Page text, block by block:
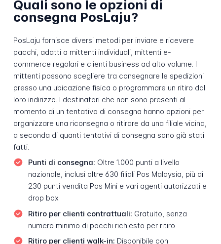
Quali sono le opzioni di
consegna PosLaju?
PosLaju fornisce diversi metodi per inviare e ricevere
pacchi, adatti a mittenti individuali, mittenti e-
commerce regolari e clienti business ad alto volume. I
mittenti possono scegliere tra consegnare le spedizioni
presso una ubicazione fisica o programmare un ritiro dal
loro indirizzo. I destinatari che non sono presenti al
momento di un tentativo di consegna hanno opzioni per
organizzare una riconsegna o ritirare da una filiale vicina,
a seconda di quanti tentativi di consegna sono già stati
fatti.
Punti di consegna: Oltre 1.000 punti a livello
nazionale, inclusi oltre 630 filiali Pos Malaysia, più di
230 punti vendita Pos Mini e vari agenti autorizzati e
drop box
Ritiro per clienti contrattuali: Gratuito, senza
numero minimo di pacchi richiesto per ritiro
Ritiro per clienti walk-in: Disponibile con